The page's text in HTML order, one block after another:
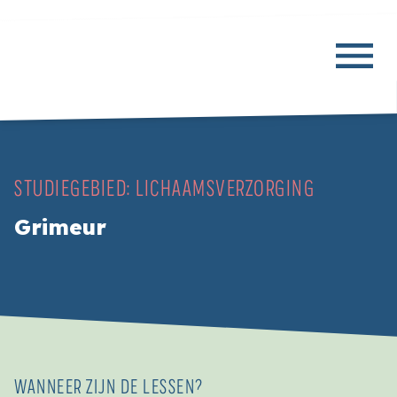
STUDIEGEBIED: LICHAAMSVERZORGING
Grimeur
WANNEER ZIJN DE LESSEN?